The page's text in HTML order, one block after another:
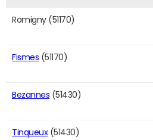
Romigny (51170)
Fismes (51170)
Bezannes (51430)
Tinqueux(51430)